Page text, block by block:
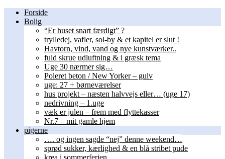
Forside
Bolig
“Er huset snart færdigt” ?
trylledej, vafler, sol-by & et kapitel er slut !
Havtorn, vind, vand og nye kunstværker..
fuld skrue udluftning & i græsk tema
Uge 30 nærmer sig…
Poleret beton / New Yorker – gulv
uge: 27 + børneværelser
hus projekt – næsten halvvejs eller… (uge 17)
nedrivning – 1.uge
væk er julen – frem med flyttekasser
Nr.7 – mit gamle hjem
pigerne
…. og ingen sagde “nej” denne weekend…
sprød sukker, kærlighed & en blå stribet pude
krea i sommerferien